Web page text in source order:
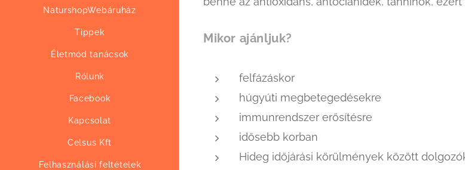
NaturshopWebáruház
Tippek
Életmód tanácsok
Rólunk
Facebook
Kapcsolat
Celsus Kft
Felhasználási feltételek
Mikor ajánljuk?
felfázáskor
húgyúti megbetegedésekre
immunrendszer erősítésre
idősebb korban
Hideg időjárási körülmények között